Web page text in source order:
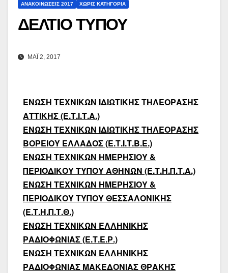
ΑΝΑΚΟΙΝΏΣΕΙΣ 2017 ΧΩΡΊΣ ΚΑΤΗΓΟΡΊΑ
ΔΕΛΤΙΟ ΤΥΠΟΥ
ΜΆΙ 2, 2017
ΕΝΩΣΗ ΤΕΧΝΙΚΩΝ ΙΔΙΩΤΙΚΗΣ ΤΗΛΕΟΡΑΣΗΣ
ΑΤΤΙΚΗΣ (Ε.Τ.Ι.Τ.Α.)
ΕΝΩΣΗ ΤΕΧΝΙΚΩΝ ΙΔΙΩΤΙΚΗΣ ΤΗΛΕΟΡΑΣΗΣ
ΒΟΡΕΙΟΥ ΕΛΛΑΔΟΣ (Ε.Τ.Ι.Τ.Β.Ε.)
ΕΝΩΣΗ ΤΕΧΝΙΚΩΝ ΗΜΕΡΗΣΙΟΥ &
ΠΕΡΙΟΔΙΚΟΥ ΤΥΠΟΥ ΑΘΗΝΩΝ (Ε.Τ.Η.Π.Τ.Α.)
ΕΝΩΣΗ ΤΕΧΝΙΚΩΝ ΗΜΕΡΗΣΙΟΥ &
ΠΕΡΙΟΔΙΚΟΥ ΤΥΠΟΥ ΘΕΣΣΑΛΟΝΙΚΗΣ
(Ε.Τ.Η.Π.Τ.Θ.)
ΕΝΩΣΗ ΤΕΧΝΙΚΩΝ ΕΛΛΗΝΙΚΗΣ
ΡΑΔΙΟΦΩΝΙΑΣ (Ε.Τ.Ε.Ρ.)
ΕΝΩΣΗ ΤΕΧΝΙΚΩΝ ΕΛΛΗΝΙΚΗΣ
ΡΑΔΙΟΦΩΝΙΑΣ ΜΑΚΕΔΟΝΙΑΣ ΘΡΑΚΗΣ